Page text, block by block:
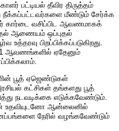
பட்டியல் தீவிர திருத்தம்
நீக்கப்பட்டவர்களை மீண்டும் சேர்க்க
கார்டை வசிப்பிட ஆவணமாகக்
ஆணையம் ஒப்புதல்
பிறப்பிக்கப்படுகிறது.
ஆவணங்களில் ஏதேனும்
பூத் ஏஜெண்டுகள்
கட்சிகள் தங்களது பூத்
நடவடிக்கை எடுக்கவேண்டும்.
உதவியுடனோ ஆன்லைனில்
நேரில் வழங்கவேண்டும்